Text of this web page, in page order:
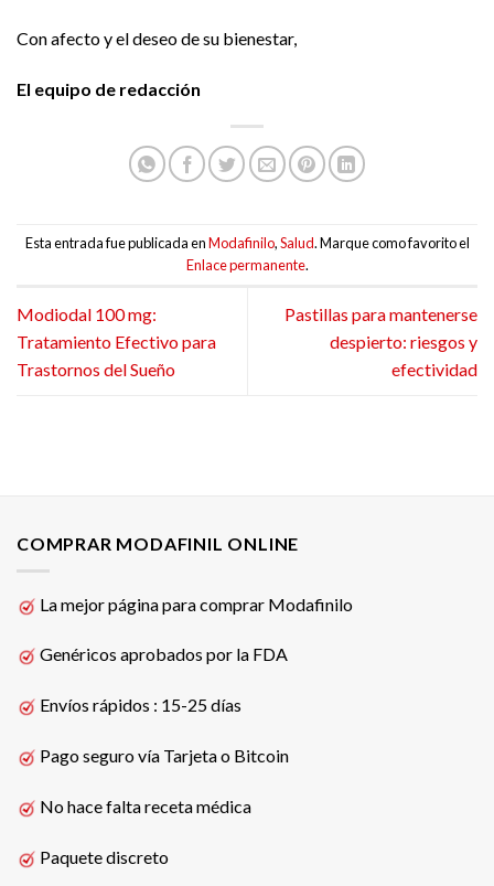
Con afecto y el deseo de su bienestar,
El equipo de redacción
Esta entrada fue publicada enModafinilo,Salud. Marque como favorito el
Enlace permanente.
Modiodal 100 mg:
Tratamiento Efectivo para
Trastornos del Sueño
Pastillas para mantenerse
despierto: riesgos y
efectividad
COMPRAR MODAFINIL ONLINE
La mejor página para comprar Modafinilo
Genéricos aprobados por la FDA
Envíos rápidos : 15-25 días
Pago seguro vía Tarjeta o Bitcoin
No hace falta receta médica
Paquete discreto